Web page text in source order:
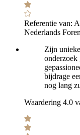
Referentie van:
Nederlands
Zijn
onderzoek
bijdrage
nog lang
Waardering 4.0